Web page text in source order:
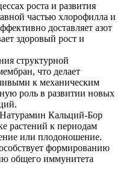
роста и развития
частью хлорофилла и
доставляет азот
здоровый рост и
структурной
что делает
к механическим
роль в развитии новых
Натурамин Кальций-Бор
растений к периодам
или плодоношение.
формированию
общего иммунитета